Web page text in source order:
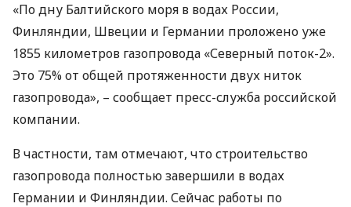
«По дну Балтийского моря в водах России,
Финляндии, Швеции и Германии проложено уже
1855 километров газопровода «Северный поток-2».
Это 75% от общей протяженности двух ниток
газопровода», – сообщает пресс-служба российской
компании.
В частности, там отмечают, что строительство
газопровода полностью завершили в водах
Германии и Финляндии. Сейчас работы по